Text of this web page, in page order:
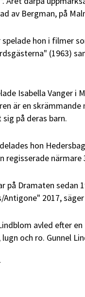
av Bergman, på
spelade hon i filmer
(1963)
Isabella Vanger i
är en
på deras barn.
hon
regisserade
på Dramaten sedan
Antigone" 2017,
avled efter
och ro. Gunnel